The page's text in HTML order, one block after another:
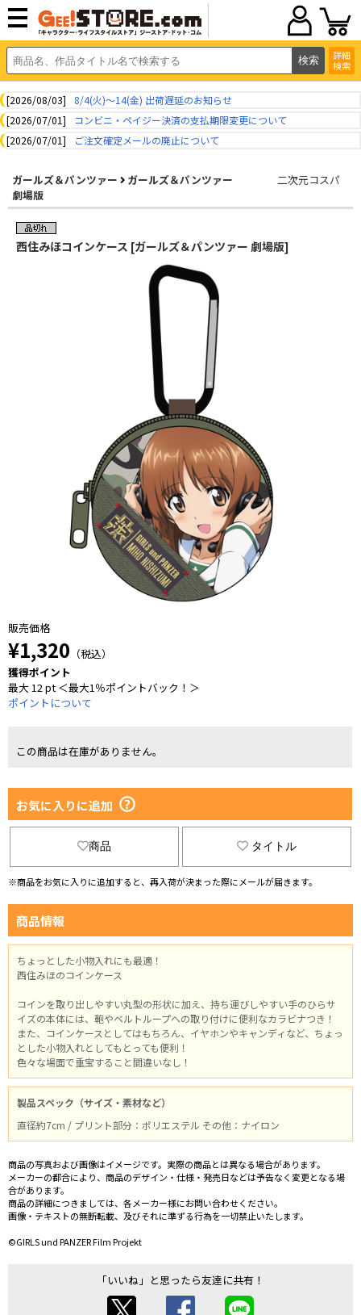
詳細
検索
[2026/08/03]
8/4(火)～14(金) 出荷遅延のお知らせ
[2026/07/01]
コンビニ・ペイジー決済の支払期限変更について
[2026/07/01]
ご注文確定メールの廃止について
ガールズ＆パンツァー
ガールズ＆パンツァー
劇場版
二次元コスパ
西住みほコインケース [ガールズ＆パンツァー 劇場版]
販売価格
¥1,320 （税込）
獲得ポイント
最大 12 pt ＜最大1％ポイントバック！＞
ポイントについて
この商品は在庫がありません。
お気に入りに追加
商品 タイトル
※商品をお気に入りに追加すると、再入荷が決まった際にメールが届きます。
商品情報
ちょっとした小物入れにも最適！
西住みほのコインケース
コインを取り出しやすい丸型の形状に加え、持ち運びしやすい手のひらサ
イズの本体には、鞄やベルトループへの取り付けに便利なカラビナつき！
また、コインケースとしてはもちろん、イヤホンやキャンディなど、ちょっ
とした小物入れとしてもとっても便利！
色々な場面で重宝すること間違いなし！
製品スペック（サイズ・素材など）
直径約7cm / プリント部分：ポリエステル その他：ナイロン
商品の写真および画像はイメージです。実際の商品とは異なる場合があります。
メーカーの都合により、商品のデザイン・仕様・発売日などは予告なく変更となる場
合があります。
商品の詳細につきましては、各メーカー様にお問い合わせください。
画像・テキストの無断転載、及びそれに準ずる行為を一切禁止いたします。
©GIRLS und PANZER Film Projekt
「いいね」と思ったら友達に共有！